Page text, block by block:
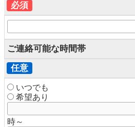
必須
ご連絡可能な時間帯
任意
いつでも
希望あり
時～